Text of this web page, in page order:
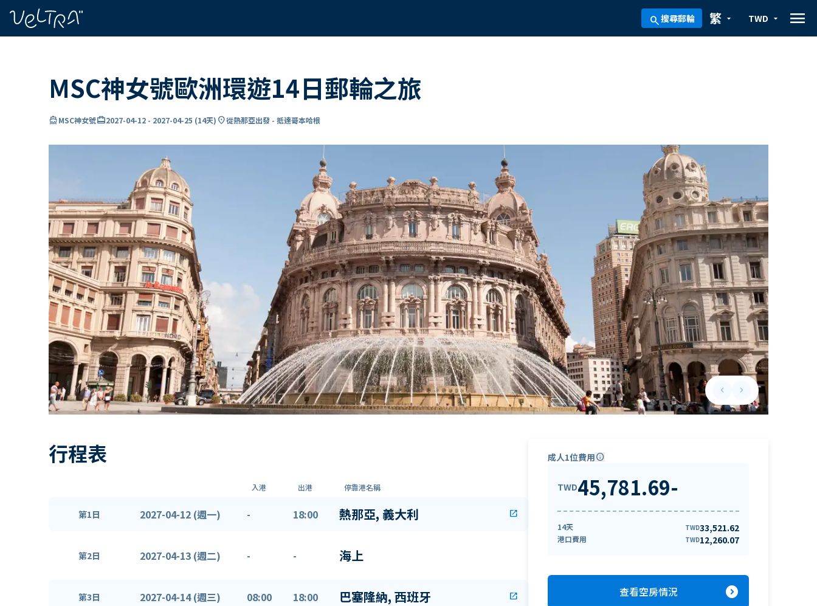
search搜尋郵輪 arrow_drop_down
繁 arrow_drop_down
TWD menu
MSC神女號歐洲環遊14日郵輪之旅
directions_boatMSC神女號card_travel2027-04-12 - 2027-04-25 (14天) location_on從熱那亞出發 - 抵達哥本哈根
keyboard_arrow_leftPrevious slide
keyboard_arrow_rightNext slide
行程表
入港 出港 停靠港名稱
第1日 2027-04-12 (週一) - 18:00 熱那亞, 義大利 open_in_new
第2日 2027-04-13 (週二) - - 海上
第3日 2027-04-14 (週三) 08:00 18:00 巴塞隆納, 西班牙 open_in_new
成人1位費用info
TWD45,781.69-
14天 TWD33,521.62
港口費用 TWD12,260.07
查看空房情況 expand_circle_right